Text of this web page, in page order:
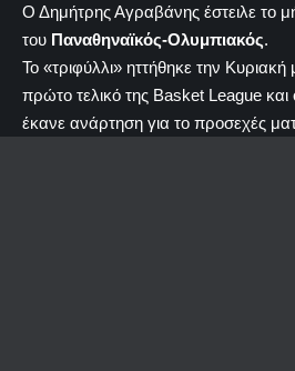
Ο Δημήτρης Αγραβάνης έστειλε το
του Παναθηναϊκός-Ολυμπιακός.
Το «τριφύλλι» ηττήθηκε την Κυριακή
πρώτο τελικό της Basket League
έκανε ανάρτηση για το προσεχές